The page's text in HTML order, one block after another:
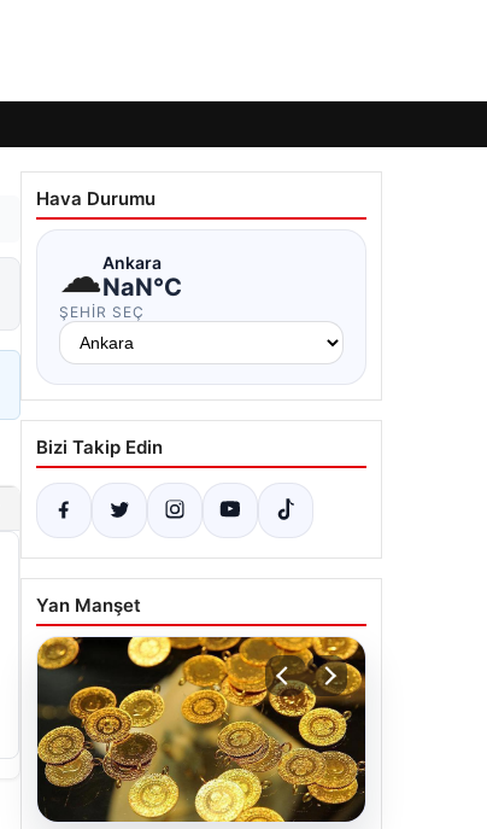
Hava Durumu
☁Ankara
NaN°C
ŞEHIR SEÇ
Bizi Takip Edin
Yan Manşet